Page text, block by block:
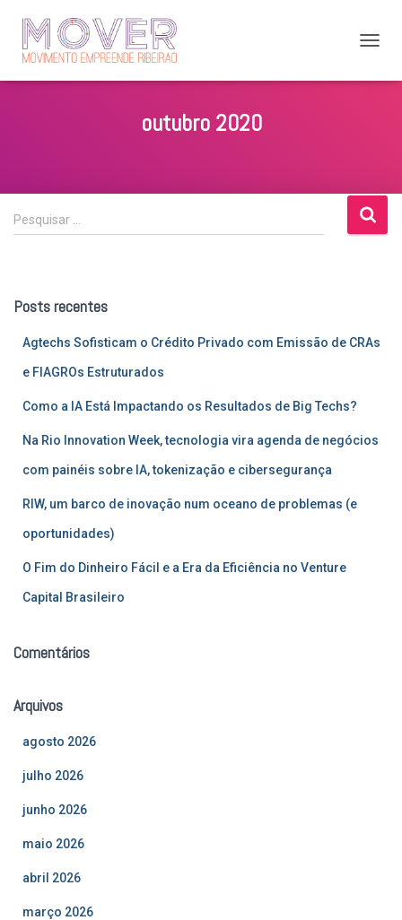
outubro 2020
P
e
i
Pesquisar …
Posts recentes
Agtechs Sofisticam o Crédito Privado com Emissão de CRAs
e FIAGROs Estruturados
Como a IA Está Impactando os Resultados de Big Techs?
Na Rio Innovation Week, tecnologia vira agenda de negócios
com painéis sobre IA, tokenização e cibersegurança
RIW, um barco de inovação num oceano de problemas (e
oportunidades)
O Fim do Dinheiro Fácil e a Era da Eficiência no Venture
Capital Brasileiro
Comentários
Arquivos
agosto 2026
julho 2026
junho 2026
maio 2026
abril 2026
março 2026